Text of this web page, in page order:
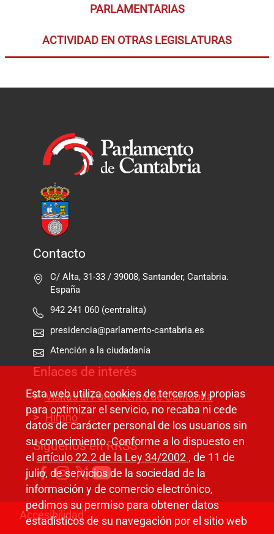
PARLAMENTARIAS
ACTIVIDAD EN OTRAS LEGISLATURAS
Contacto
C/ Alta, 31-33 / 39008, Santander, Cantabria.
España
942 241 060 (centralita)
presidencia@parlamento-cantabria.es
Atención a la ciudadanía
Enlaces de interés
Visitas al Parlamento de Cantabria
Himno
Síguenos en RRSS
Pie de página
Accesibilidad
Esta web utiliza cookies de terceros y propias
para optimizar el servicio, no recaba ni cede
datos de carácter personal de los usuarios sin
su conocimiento. Conforme a lo dispuesto en
el artículo 22.2 de la Ley 34/2002 , de 11 de
julio, de servicios de la sociedad de la
información y de comercio electrónico,
pedimos su permiso para obtener datos
estadísticos de su navegación por el sitio web